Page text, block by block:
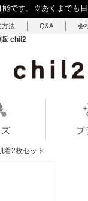
です。 ※あくまでも目
方法 Q&A 会
販 chil2
着2枚セット